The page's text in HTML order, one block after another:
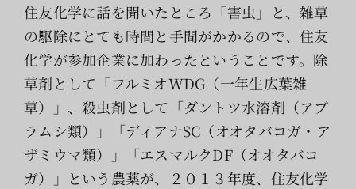
住友化学に話を聞いたところ「害虫」と、雑草
の駆除にとても時間と手間がかかるので、住友
化学が参加企業に加わったということです。除
草剤として「フルミオWDG（一年生広葉雑
草）」、殺虫剤として「ダントツ水溶剤（アブ
ラムシ類）」「ディアナSC（オオタバコガ・ア
ザミウマ類）」「エスマルクDF（オオタバコ
ガ）」という農薬が、２０１３年度、住友化学